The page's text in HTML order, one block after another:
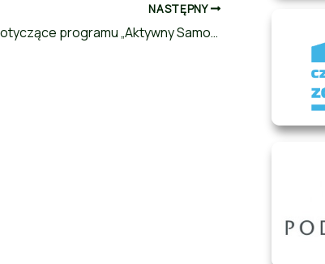
NASTĘPNY
Informacje dotyczące programu „Aktywny Samorząd”